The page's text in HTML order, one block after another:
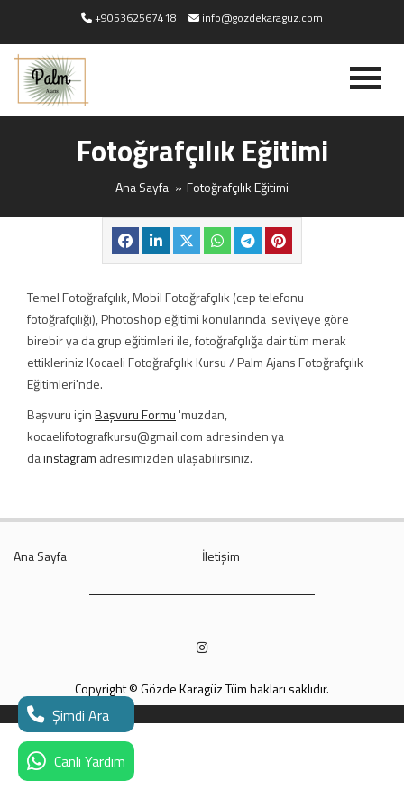
+905362567418 info@gozdekaraguz.com
Fotoğrafçılık Eğitimi
Ana Sayfa Fotoğrafçılık Eğitimi
Temel Fotoğrafçılık, Mobil Fotoğrafçılık (cep telefonu
fotoğrafçılığı), Photoshop eğitimi konularında seviyeye göre
birebir ya da grup eğitimleri ile, fotoğrafçılığa dair tüm merak
ettikleriniz Kocaeli Fotoğrafçılık Kursu / Palm Ajans Fotoğrafçılık
Eğitimleri'nde.
Başvuru içinBaşvuru Formu'muzdan,
kocaelifotografkursu@gmail.com adresinden ya
dainstagram adresimizden ulaşabilirsiniz.
Ana Sayfa İletişim
Copyright © Gözde Karagüz Tüm hakları saklıdır.
Şimdi Ara
Canlı Yardım